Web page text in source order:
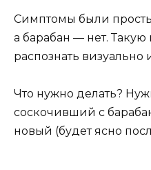
Симптомы были
а барабан — нет. Такую
распознать визуально
Что нужно делать?
соскочивший с
новый (будет ясно